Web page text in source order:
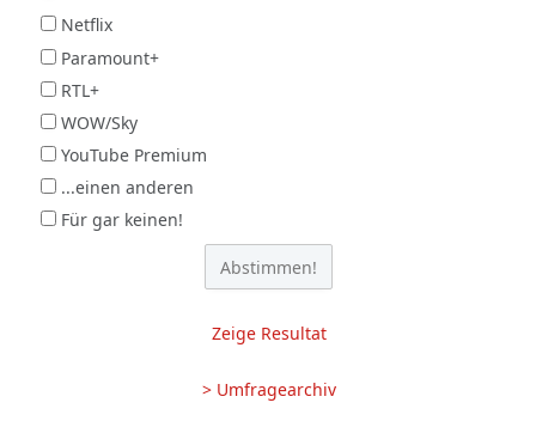
Netflix
Paramount+
RTL+
WOW/Sky
YouTube Premium
...einen anderen
Für gar keinen!
Zeige Resultat
> Umfragearchiv